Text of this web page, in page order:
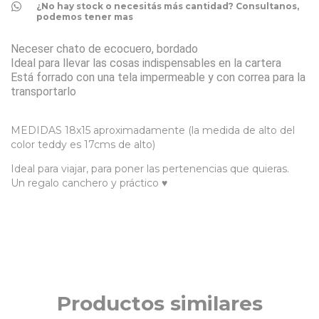
¿No hay stock o necesitás más cantidad? Consultanos,
podemos tener mas
Neceser chato de ecocuero, bordado
Ideal para llevar las cosas indispensables en la cartera
Está forrado con una tela impermeable y con correa para la
transportarlo
MEDIDAS 18x15 aproximadamente (la medida de alto del
color teddy es 17cms de alto)
Ideal para viajar, para poner las pertenencias que quieras.
Un regalo canchero y práctico ♥
Productos similares